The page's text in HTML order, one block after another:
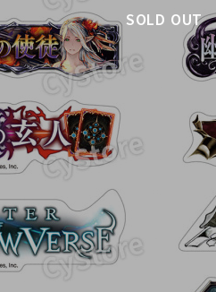
SOLD OUT